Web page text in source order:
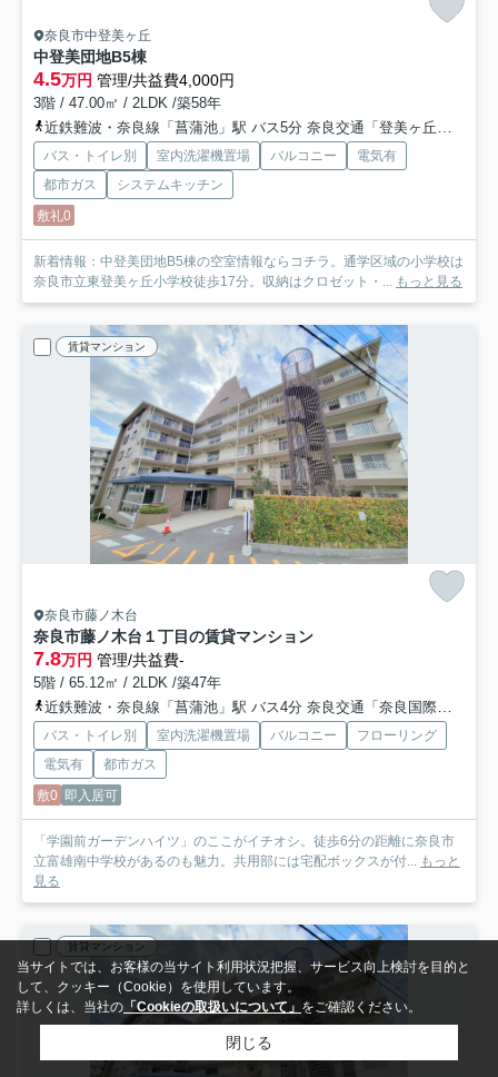
奈良市中登美ヶ丘
中登美団地B5棟
4.5万円 管理/共益費4,000円
3階 / 47.00㎡ / 2LDK /築58年
近鉄難波・奈良線「菖蒲池」駅 バス5分 奈良交通「登美ヶ丘三丁目」 停歩7分
バス・トイレ別 室内洗濯機置場 バルコニー
電気有
都市ガス
システムキッチン
敷礼0
新着情報：中登美団地B5棟の空室情報ならコチラ。通学区域の小学校は
奈良市立東登美ヶ丘小学校徒歩17分。収納はクロゼット・...
もっと見る
賃貸マンション
奈良市藤ノ木台
奈良市藤ノ木台１丁目の賃貸マンション
7.8万円 管理/共益費-
5階 / 65.12㎡ / 2LDK /築47年
近鉄難波・奈良線「菖蒲池」駅 バス4分 奈良交通「奈良国際ゴルフ場前」 停歩4分
バス・トイレ別 室内洗濯機置場 バルコニー
フローリング
電気有
都市ガス
敷0 即入居可
「学園前ガーデンハイツ」のここがイチオシ。徒歩6分の距離に奈良市
立富雄南中学校があるのも魅力。共用部には宅配ボックスが付... もっと
見る
賃貸マンション
当サイトでは、お客様の当サイト利用状況把握、サービス向上検討を目的と
して、クッキー（Cookie）を使用しています。
詳しくは、当社の 「Cookieの取扱いについて」 をご確認ください。
閉じる